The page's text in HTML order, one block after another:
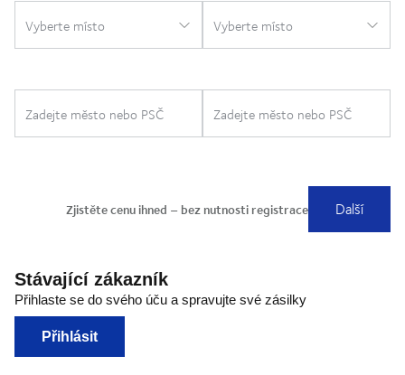
Stávající zákazník
Přihlaste se do svého úču a spravujte své zásilky
Přihlásit